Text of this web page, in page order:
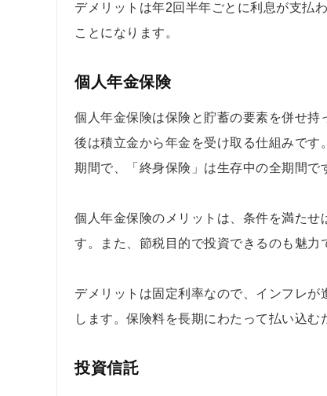
デメリットは年2回半年ごとに利息が支払
ことになります。
個人年金保険
個人年金保険は保険と貯蓄の要素を併せ
後は積立金から年金を受け取る仕組みで
期間で、「終身保険」は生存中の全期間で
個人年金保険のメリットは、条件を満た
す。また、節税目的で投資できるのも魅力
デメリットは固定利率なので、インフレ
します。保険料を長期にわたって払い込
投資信託